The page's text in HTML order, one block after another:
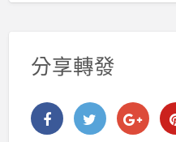
分享轉發